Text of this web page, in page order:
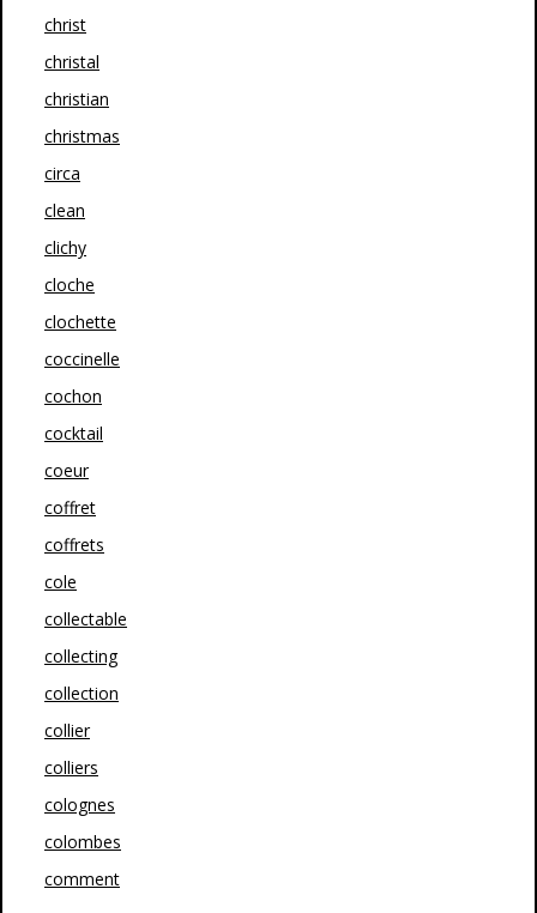
christ
christal
christian
christmas
circa
clean
clichy
cloche
clochette
coccinelle
cochon
cocktail
coeur
coffret
coffrets
cole
collectable
collecting
collection
collier
colliers
colognes
colombes
comment